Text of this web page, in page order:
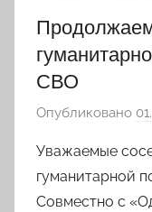
СВО
Опубликовано
Уважаемые
гуманитарной
Совместно с